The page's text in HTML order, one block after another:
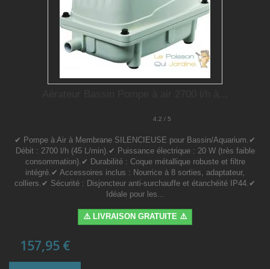
4.2 / 5
✔ Pompe à Air à Membrane SILENCIEUSE pour Bassin/Aquarium.✔
Débit : 2700 l/h (45 L/min).✔ Puissance électrique : 20 W (très faible
consommation).✔ Durabilité : Coque métallique robuste et filtre
intégré.✔ Accessoires inclus : Nourrice à 8 sorties, adaptateur,
colliers.✔ Sécurité : Disjoncteur anti-surchauffe et étanchéité IP44.✔
Idéale pour les...
⚠️ LIVRAISON GRATUITE ⚠️
157,95 €